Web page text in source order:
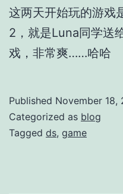
这两天开始玩的游戏
2，就是Luna同学送
戏，非常爽……哈哈
Published November 18,
Categorized as blog
Tagged ds, game